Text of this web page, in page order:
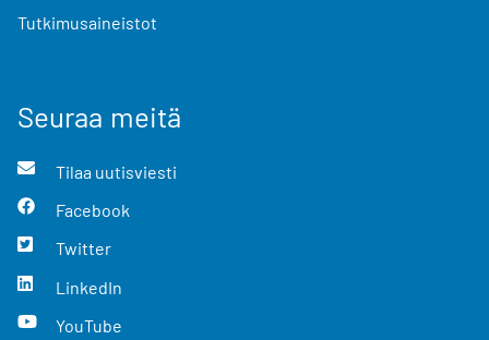
Tutkimusaineistot
Seuraa meitä
Tilaa uutisviesti
Facebook
Twitter
LinkedIn
YouTube